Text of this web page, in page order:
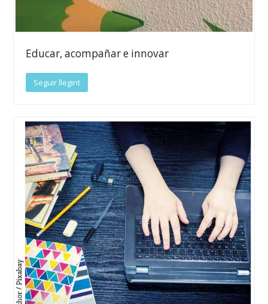
Educar, acompañar e innovar
Seguir llegint